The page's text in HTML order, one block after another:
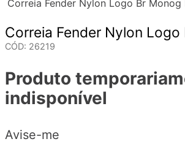
Correia Fender Nylon Logo Br Monog
Correia Fender Nylon
CÓD: 26219
Produto
indisponível
Avise-me